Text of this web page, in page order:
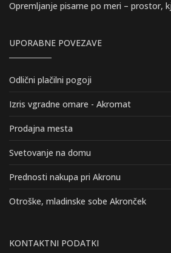
Opremljanje pisarne po meri – prostor,
UPORABNE POVEZAVE
Odlični plačilni pogoji
Izris vgradne omare - Akromat
Prodajna mesta
Svetovanje na domu
Prednosti nakupa pri Akronu
Otroške, mladinske sobe Akronček
KONTAKTNI PODATKI